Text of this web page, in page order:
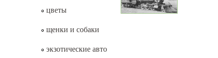
цветы
щенки и собаки
экзотические авто